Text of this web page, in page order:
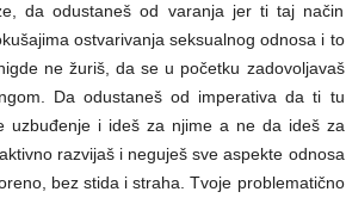
da odustaneš od varanja jer ti taj način
ostvarivanja seksualnog odnosa i to
ne žuriš, da se u početku zadovoljavaš
Da odustaneš od imperativa da ti tu
uzbuđenje i ideš za njime a ne da ideš za
razvijaš i neguješ sve aspekte odnosa
bez stida i straha. Tvoje problematično